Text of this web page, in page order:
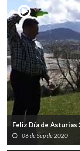
Feliz Día de
06 de Sep de 2020